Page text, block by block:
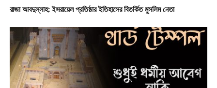
রাজা আবদুল্লাহ: ইসরায়েল প্রতিষ্ঠার ইতিহাসের বিতর্কিত মুসলিম নেতা